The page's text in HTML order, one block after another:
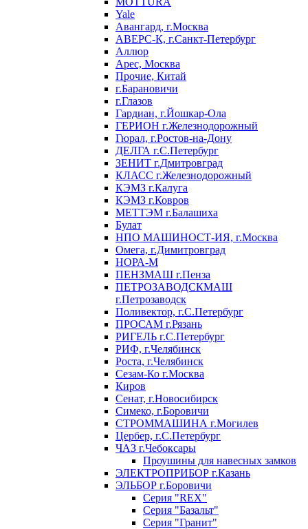
Yale
Авангард, г.Москва
АВЕРС-К, г.Санкт-Петербург
Аллюр
Арес, Москва
Прочие, Китай
г.Барановичи
г.Глазов
Гардиан, г.Йошкар-Ола
ГЕРИОН г.Железнодорожный
Гюрал, г.Ростов-на-Дону
ДЕЛГА г.С.Петербург
ЗЕНИТ г.Дмитровград
КЛАСС г.Железнодорожный
КЭМЗ г.Калуга
КЭМЗ г.Ковров
МЕТТЭМ г.Балашиха
Булат
НПО МАШИНОСТ-ИЯ, г.Москва
Омега, г.Димитровград
НОРА-М
ПЕНЗМАШ г.Пенза
ПЕТРОЗАВОДСКМАШ
г.Петрозаводск
Поливектор, г.С.Петербург
ПРОСАМ г.Рязань
РИГЕЛЬ г.С.Петербург
РИФ, г.Челябинск
Роста, г.Челябинск
Сезам-Ко г.Москва
Киров
Сенат, г.Новосибирск
Симеко, г.Боровичи
СТРОММАШИНА г.Могилев
Цербер, г.С.Петербург
ЧАЗ г.Чебоксары
Проушины для навесных замков
ЭЛЕКТРОПРИБОР г.Казань
ЭЛЬБОР г.Боровичи
Серия "REX"
Серия "Базальт"
Серия "Гранит"